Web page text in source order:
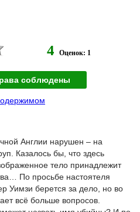
4 Оценок: 1
соблюдены
Англии нарушен – на
Казалось бы, что здесь
тело принадлежит
По просьбе настоятеля
Уимзи берется за дело, но во
всё больше вопросов.